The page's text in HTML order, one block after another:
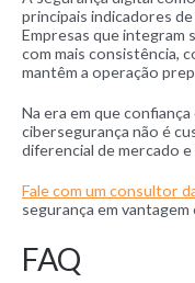
principais indicadores
Empresas que integram
com mais consistência,
mantêm a operação
Na era em que
cibersegurança não é
diferencial de mercado
Fale com um consultor
segurança em
FAQ